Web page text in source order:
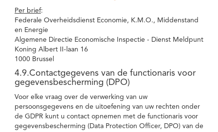
Per brief:
Federale Overheidsdienst Economie, K.M.O., Middenstand
en Energie
Algemene Directie Economische Inspectie - Dienst Meldpunt
Koning Albert II-laan 16
1000 Brussel
4.9.Contactgegevens van de functionaris voor
gegevensbescherming (DPO)
Voor elke vraag over de verwerking van uw
persoonsgegevens en de uitoefening van uw rechten onder
de GDPR kunt u contact opnemen met de functionaris voor
gegevensbescherming (Data Protection Officer, DPO) van de